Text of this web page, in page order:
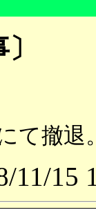
て撤退
11/15